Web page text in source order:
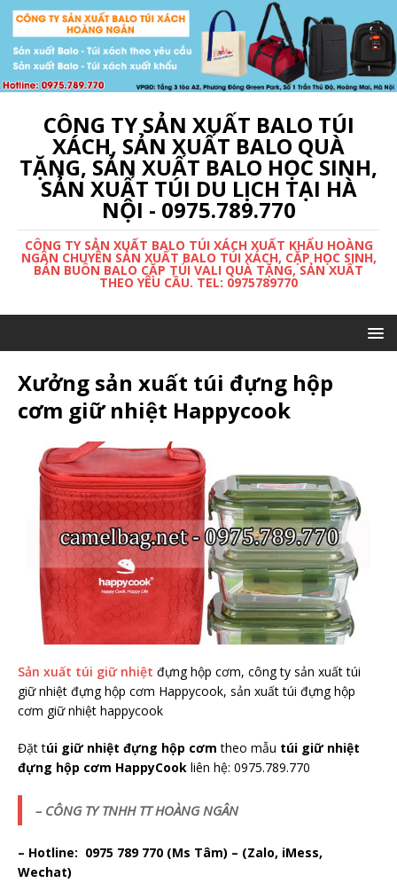
CÔNG TY SẢN XUẤT BALO TÚI
XÁCH, SẢN XUẤT BALO QUÀ
TẶNG, SẢN XUẤT BALO HỌC SINH,
SẢN XUẤT TÚI DU LỊCH TẠI HÀ
NỘI - 0975.789.770
CÔNG TY SẢN XUẤT BALO TÚI XÁCH XUẤT KHẨU HOÀNG
NGÂN CHUYÊN SẢN XUẤT BALO TÚI XÁCH, CẶP HỌC SINH,
BÁN BUÔN BALO CẶP TÚI VALI QUÀ TẶNG, SẢN XUẤT
THEO YÊU CẦU. TEL: 0975789770
Xưởng sản xuất túi đựng hộp
cơm giữ nhiệt Happycook
Sản xuất túi giữ nhiệt đựng hộp cơm, công ty sản xuất túi
giữ nhiệt đựng hộp cơm Happycook, sản xuất túi đựng hộp
cơm giữ nhiệt happycook
Đặt túi giữ nhiệt đựng hộp cơm theo mẫu túi giữ nhiệt
đựng hộp cơm HappyCook liên hệ: 0975.789.770
– CÔNG TY TNHH TT HOÀNG NGÂN
– Hotline: 0975 789 770 (Ms Tâm) – (Zalo, iMess,
Wechat)